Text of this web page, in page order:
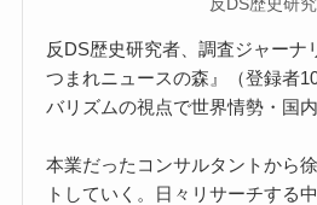
反DS歴史研究者、調査ジャーナ
つまれニュースの森』（登録者
バリズムの視点で世界情勢・国内
本業だったコンサルタントから
トしていく。日々リサーチする